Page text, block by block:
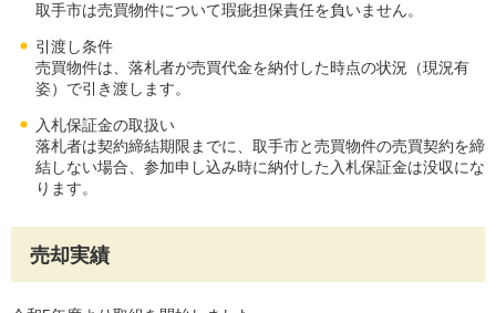
取手市は売買物件について瑕疵担保責任を負いません。
引渡し条件
売買物件は、落札者が売買代金を納付した時点の状況（現況有
姿）で引き渡します。
入札保証金の取扱い
落札者は契約締結期限までに、取手市と売買物件の売買契約を締
結しない場合、参加申し込み時に納付した入札保証金は没収にな
ります。
売却実績